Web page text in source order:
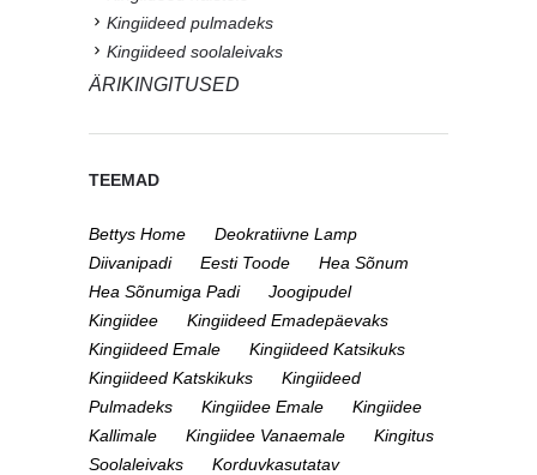
Kingiideed pulmadeks
Kingiideed soolaleivaks
ÄRIKINGITUSED
TEEMAD
Bettys Home
Deokratiivne Lamp
Diivanipadi
Eesti Toode
Hea Sõnum
Hea Sõnumiga Padi
Joogipudel
Kingiidee
Kingiideed Emadepäevaks
Kingiideed Emale
Kingiideed Katsikuks
Kingiideed Katskikuks
Kingiideed
Pulmadeks
Kingiidee Emale
Kingiidee
Kallimale
Kingiidee Vanaemale
Kingitus
Soolaleivaks
Korduvkasutatav